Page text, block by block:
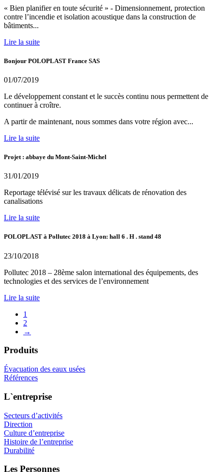
« Bien planifier en toute sécurité » - Dimensionnement, protection
contre l’incendie et isolation acoustique dans la construction de
bâtiments...
Lire la suite
Bonjour POLOPLAST France SAS
01/07/2019
Le développement constant et le succès continu nous permettent de
continuer à croître.
A partir de maintenant, nous sommes dans votre région avec...
Lire la suite
Projet : abbaye du Mont-Saint-Michel
31/01/2019
Reportage télévisé sur les travaux délicats de rénovation des
canalisations
Lire la suite
POLOPLAST à Pollutec 2018 à Lyon: hall 6 . H . stand 48
23/10/2018
Pollutec 2018 – 28ème salon international des équipements, des
technologies et des services de l’environnement
Lire la suite
1
2
→
Produits
Évacuation des eaux usées
Références
L`entreprise
Secteurs d’activités
Direction
Culture d’entreprise
Histoire de l’entreprise
Durabilité
Les Personnes